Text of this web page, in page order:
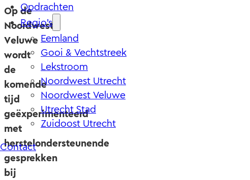
Opdrachten
Regio’s
Eemland
Gooi & Vechtstreek
Lekstroom
Noordwest Utrecht
Noordwest Veluwe
Utrecht Stad
Zuidoost Utrecht
Contact
Op de
Noordwest
Veluwe
wordt
de
komende
tijd
geëxperimenteerd
met
herstelondersteunende
gesprekken
bij